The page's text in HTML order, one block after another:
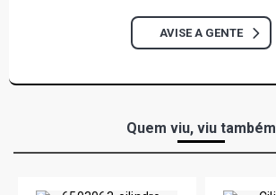
AVISE A GENTE
Quem viu, viu também